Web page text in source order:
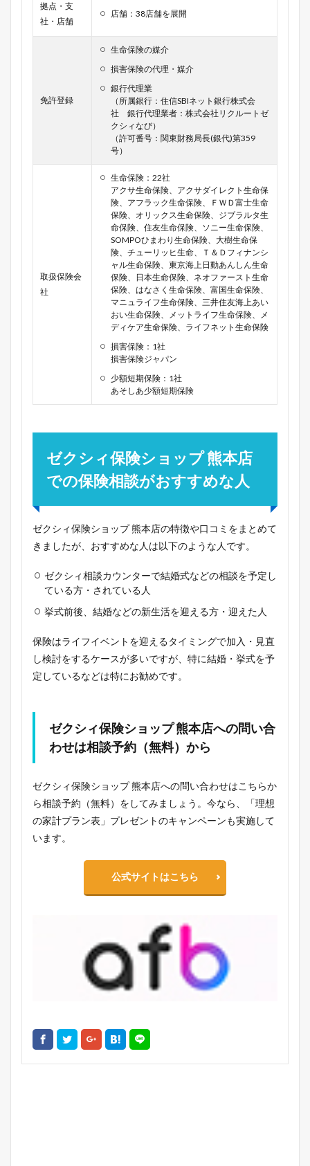
拠点・支
社・店舗
店舗：38店舗を展開
免許登録
生命保険の媒介
損害保険の代理・媒介
銀行代理業
（所属銀行：住信SBIネット銀行株式会
社 銀行代理業者：株式会社リクルートゼ
クシィなび）
（許可番号：関東財務局長(銀代)第359
号）
取扱保険会
社
生命保険：22社
アクサ生命保険、アクサダイレクト生命保
険、アフラック生命保険、ＦＷＤ富士生命
保険、オリックス生命保険、ジブラルタ生
命保険、住友生命保険、ソニー生命保険、
SOMPOひまわり生命保険、大樹生命保
険、チューリッヒ生命、Ｔ＆Ｄフィナンシ
ャル生命保険、東京海上日動あんしん生命
保険、日本生命保険、ネオファースト生命
保険、はなさく生命保険、富国生命保険、
マニュライフ生命保険、三井住友海上あい
おい生命保険、メットライフ生命保険、メ
ディケア生命保険、ライフネット生命保険
損害保険：1社
損害保険ジャパン
少額短期保険：1社
あそしあ少額短期保険
ゼクシィ保険ショップ 熊本店
での保険相談がおすすめな人
ゼクシィ保険ショップ 熊本店の特徴や口コミをまとめて
きましたが、おすすめな人は以下のような人です。
ゼクシィ相談カウンターで結婚式などの相談を予定し
ている方・されている人
挙式前後、結婚などの新生活を迎える方・迎えた人
保険はライフイベントを迎えるタイミングで加入・見直
し検討をするケースが多いですが、特に結婚・挙式を予
定しているなどは特にお勧めです。
ゼクシィ保険ショップ 熊本店への問い合
わせは相談予約（無料）から
ゼクシィ保険ショップ 熊本店への問い合わせはこちらか
ら相談予約（無料）をしてみましょう。今なら、「理想
の家計プラン表」プレゼントのキャンペーンも実施して
います。
公式サイトはこちら